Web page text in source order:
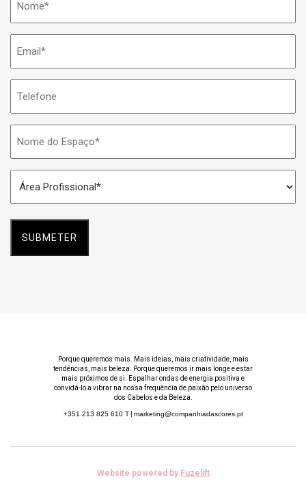
do
Espaço
Profissional
*
Porque queremos mais. Mais ideias, mais criatividade, mais
tendências, mais beleza. Porque queremos ir mais longe e estar
mais próximos de si. Espalhar ondas de energia positiva e
convidá-lo a vibrar na nossa frequência de paixão pelo universo
dos Cabelos e da Beleza.
+351 213 825 610 T| marketing@companhiadascores.pt
Website powered by Fuzelift